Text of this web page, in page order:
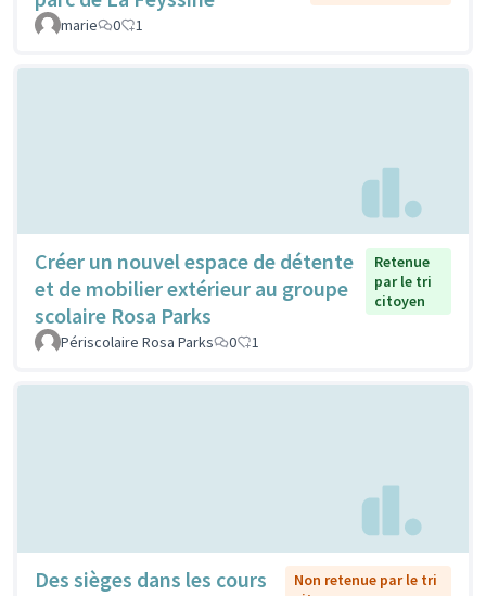
marie
0 1
Créer un nouvel espace de détente
et de mobilier extérieur au groupe
scolaire Rosa Parks
Retenue
par le tri
citoyen
Périscolaire Rosa Parks 0 1
Des sièges dans les cours
Non retenue par le tri